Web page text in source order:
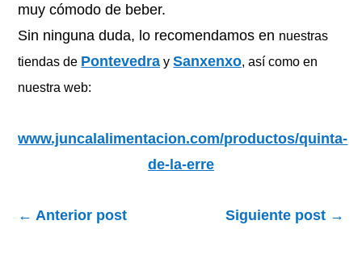
muy cómodo de beber.
Sin ninguna duda, lo recomendamos en nuestras
tiendas de Pontevedra ySanxenxo, así como en
nuestra web:
www.juncalalimentacion.com/productos/quinta-
de-la-erre
← Anterior post Siguiente post→